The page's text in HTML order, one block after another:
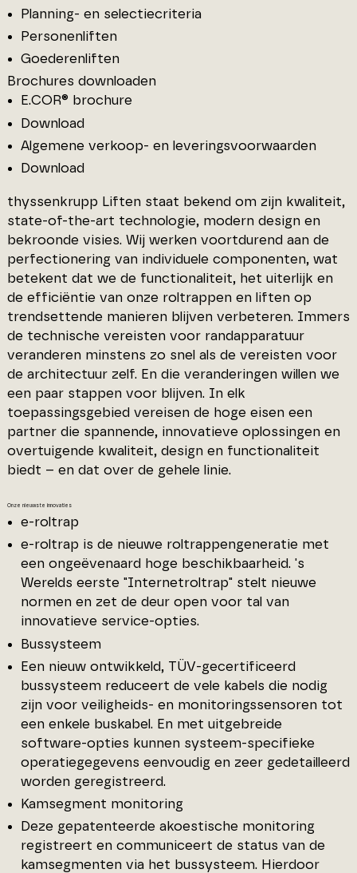
Planning- en selectiecriteria
Personenliften
Goederenliften
Brochures downloaden
E.COR® brochure
Download
Algemene verkoop- en leveringsvoorwaarden
Download
thyssenkrupp Liften staat bekend om zijn kwaliteit,
state-of-the-art technologie, modern design en
bekroonde visies. Wij werken voortdurend aan de
perfectionering van individuele componenten, wat
betekent dat we de functionaliteit, het uiterlijk en
de efficiëntie van onze roltrappen en liften op
trendsettende manieren blijven verbeteren. Immers
de technische vereisten voor randapparatuur
veranderen minstens zo snel als de vereisten voor
de architectuur zelf. En die veranderingen willen we
een paar stappen voor blijven. In elk
toepassingsgebied vereisen de hoge eisen een
partner die spannende, innovatieve oplossingen en
overtuigende kwaliteit, design en functionaliteit
biedt – en dat over de gehele linie.
Onze nieuwste innovaties
e-roltrap
e-roltrap is de nieuwe roltrappengeneratie met
een ongeëvenaard hoge beschikbaarheid. 's
Werelds eerste "Internetroltrap" stelt nieuwe
normen en zet de deur open voor tal van
innovatieve service-opties.
Bussysteem
Een nieuw ontwikkeld, TÜV-gecertificeerd
bussysteem reduceert de vele kabels die nodig
zijn voor veiligheids- en monitoringssensoren tot
een enkele buskabel. En met uitgebreide
software-opties kunnen systeem-specifieke
operatiegegevens eenvoudig en zeer gedetailleerd
worden geregistreerd.
Kamsegment monitoring
Deze gepatenteerde akoestische monitoring
registreert en communiceert de status van de
kamsegmenten via het bussysteem. Hierdoor